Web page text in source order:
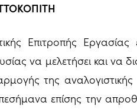
Επιτροπής Εργασίας
να μελετήσει και να
της αναλογιστικής
επίσης την